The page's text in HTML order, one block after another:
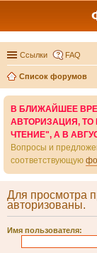
Ссылки FAQ
Список форумов
В БЛИЖАЙШЕЕ
АВТОРИЗАЦИЯ, ТО
ЧТЕНИЕ", А В
Вопросы и
соответствующую
Для просмотра
авторизованы.
Имя пользователя: